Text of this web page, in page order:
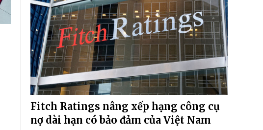
Fitch Ratings nâng xếp hạng công cụ
nợ dài hạn có bảo đảm của Việt Nam